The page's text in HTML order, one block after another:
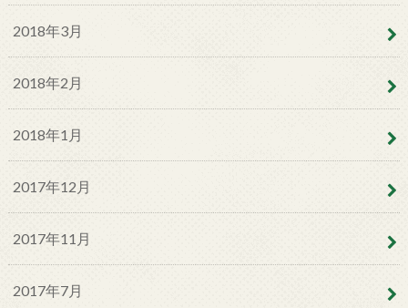
2018年3月
2018年2月
2018年1月
2017年12月
2017年11月
2017年7月